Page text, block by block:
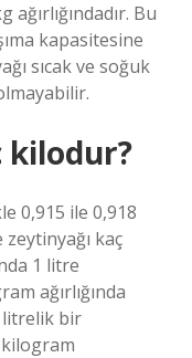
Bu
kapasitesine
sıcak ve soğuk
kilodur?
0,915 ile 0,918
kaç
1 litre
ağırlığında
litrelik bir
kilogram